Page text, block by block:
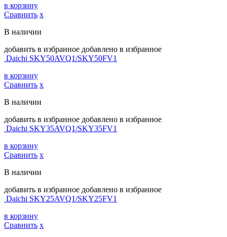
в корзину
Сравнить х
В наличии
добавить в избранное добавлено в избранное
Daichi SKY50AVQ1/SKY50FV1
в корзину
Сравнить х
В наличии
добавить в избранное добавлено в избранное
Daichi SKY35AVQ1/SKY35FV1
в корзину
Сравнить х
В наличии
добавить в избранное добавлено в избранное
Daichi SKY25AVQ1/SKY25FV1
в корзину
Сравнить х